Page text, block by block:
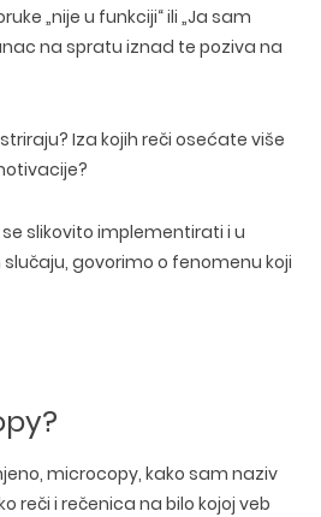
„nije u funkciji“ ili „Ja sam
na spratu iznad te poziva na
Iza kojih reči osećate više
slikovito implementirati i u
govorimo o fenomenu koji
microcopy, kako sam naziv
reči i rečenica na bilo kojoj veb